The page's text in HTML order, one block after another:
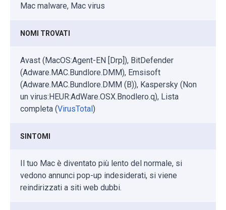
Mac malware, Mac virus
NOMI TROVATI
Avast (MacOS:Agent-EN [Drp]), BitDefender
(Adware.MAC.Bundlore.DMM), Emsisoft
(Adware.MAC.Bundlore.DMM (B)), Kaspersky (Non
un virus:HEUR:AdWare.OSX.Bnodlero.q), Lista
completa (VirusTotal)
SINTOMI
Il tuo Mac è diventato più lento del normale, si
vedono annunci pop-up indesiderati, si viene
reindirizzati a siti web dubbi.